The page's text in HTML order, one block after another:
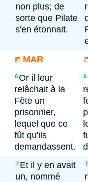
non plus; de
sorte que Pilate
s'en étonnait.
MAR
6Or il leur
relâchait à la
Fête un
prisonnier,
lequel que ce
fût qu'ils
demandassent.
6
7 Et il y en avait
un, nommé
7